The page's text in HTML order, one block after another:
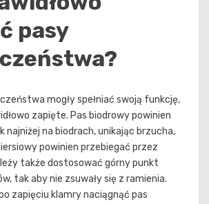
pasy
mogły spełniać swoją funkcję,
zapięte. Pas biodrowy powinien
najniżej na biodrach, unikając brzucha,
powinien przebiegać przez
także dostosować górny punkt
tak aby nie zsuwały się z ramienia.
zapięciu klamry naciągnąć pas